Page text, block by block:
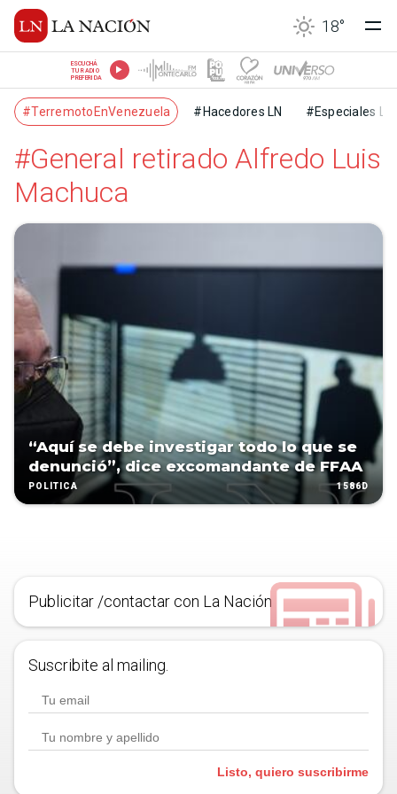
18°
ESCUCHÁ
TU RADIO
PREFERIDA
#TerremotoEnVenezuela #Hacedores LN #Especiales LN
#General retirado Alfredo Luis
Machuca
“Aquí se debe investigar todo lo que se
denunció”, dice excomandante de FFAA
POLÍTICA 1586D
Publicitar /contactar con La Nación
Suscribite al mailing.
Listo, quiero suscribirme